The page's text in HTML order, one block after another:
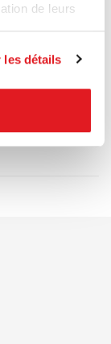
de leurs
les détails